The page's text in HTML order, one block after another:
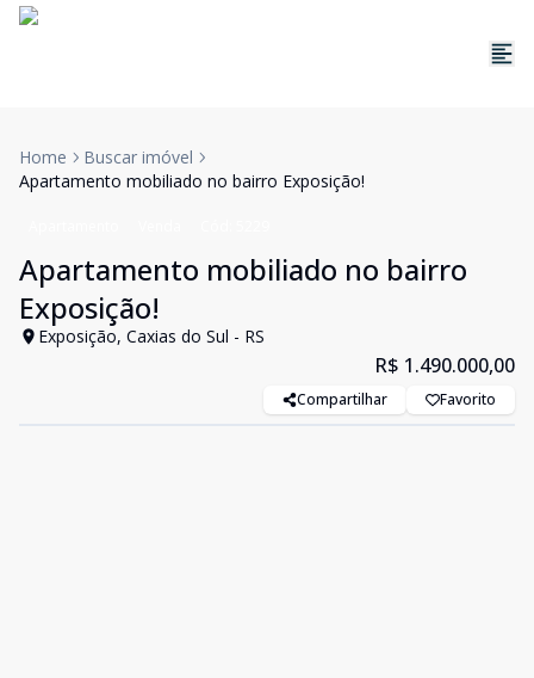
Home
Buscar imóvel
Apartamento mobiliado no bairro Exposição!
Apartamento mobiliado no bairro
Exposição!
Exposição, Caxias do Sul - RS
R$ 1.490.000,00
Compartilhar Favorito